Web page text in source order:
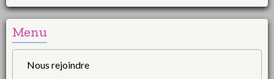
Menu
Nous rejoindre